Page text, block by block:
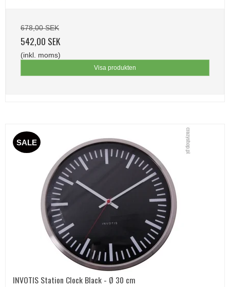
678,00 SEK
542,00 SEK
(inkl. moms)
Visa produkten
SALE
INVOTIS Station Clock Black - Ø 30 cm